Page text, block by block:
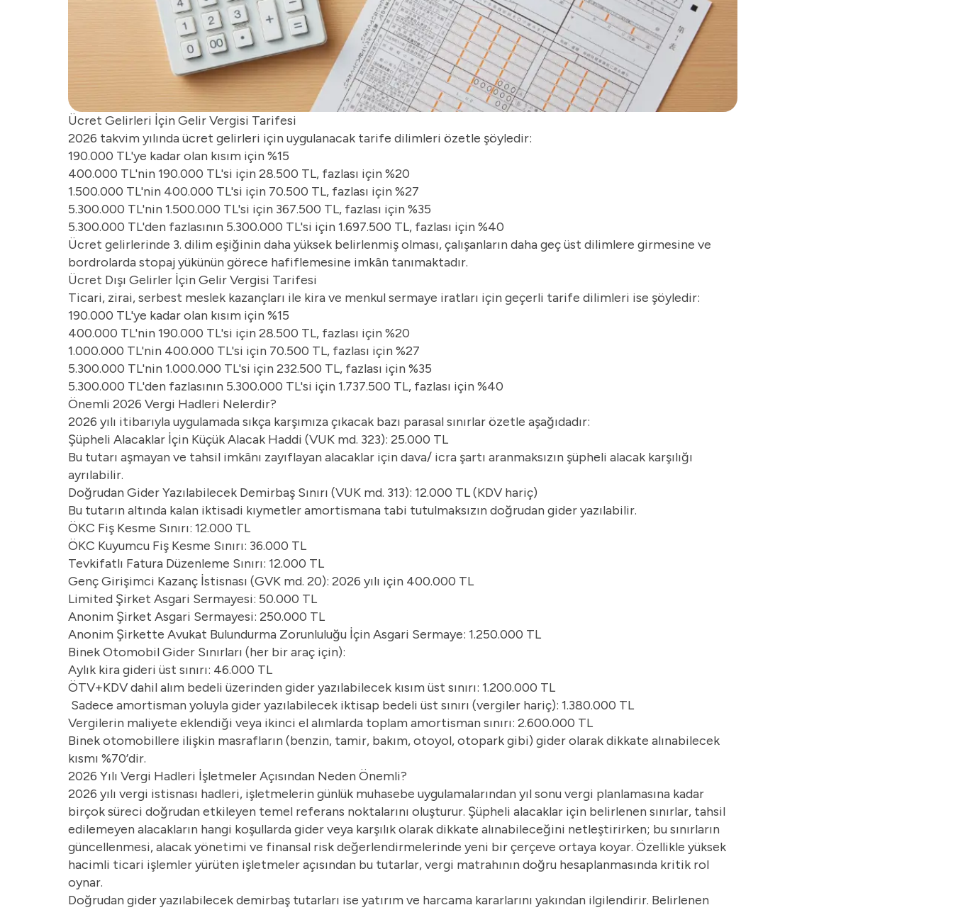
Ücret Gelirleri İçin Gelir Vergisi Tarifesi
2026 takvim yılında ücret gelirleri için uygulanacak tarife dilimleri özetle şöyledir:
190.000 TL'ye kadar olan kısım için %15
400.000 TL'nin 190.000 TL'si için 28.500 TL, fazlası için %20
1.500.000 TL'nin 400.000 TL'si için 70.500 TL, fazlası için %27
5.300.000 TL'nin 1.500.000 TL'si için 367.500 TL, fazlası için %35
5.300.000 TL'den fazlasının 5.300.000 TL'si için 1.697.500 TL, fazlası için %40
Ücret gelirlerinde 3. dilim eşiğinin daha yüksek belirlenmiş olması, çalışanların daha geç üst dilimlere girmesine ve
bordrolarda stopaj yükünün görece hafiflemesine imkân tanımaktadır.
Ücret Dışı Gelirler İçin Gelir Vergisi Tarifesi
Ticari, zirai, serbest meslek kazançları ile kira ve menkul sermaye iratları için geçerli tarife dilimleri ise şöyledir:
190.000 TL'ye kadar olan kısım için %15
400.000 TL'nin 190.000 TL'si için 28.500 TL, fazlası için %20
1.000.000 TL'nin 400.000 TL'si için 70.500 TL, fazlası için %27
5.300.000 TL'nin 1.000.000 TL'si için 232.500 TL, fazlası için %35
5.300.000 TL'den fazlasının 5.300.000 TL'si için 1.737.500 TL, fazlası için %40
Önemli 2026 Vergi Hadleri Nelerdir?
2026 yılı itibarıyla uygulamada sıkça karşımıza çıkacak bazı parasal sınırlar özetle aşağıdadır:
Şüpheli Alacaklar İçin Küçük Alacak Haddi (VUK md. 323): 25.000 TL
Bu tutarı aşmayan ve tahsil imkânı zayıflayan alacaklar için dava/ icra şartı aranmaksızın şüpheli alacak karşılığı
ayrılabilir.
Doğrudan Gider Yazılabilecek Demirbaş Sınırı (VUK md. 313): 12.000 TL (KDV hariç)
Bu tutarın altında kalan iktisadi kıymetler amortismana tabi tutulmaksızın doğrudan gider yazılabilir.
ÖKC Fiş Kesme Sınırı: 12.000 TL
ÖKC Kuyumcu Fiş Kesme Sınırı: 36.000 TL
Tevkifatlı Fatura Düzenleme Sınırı: 12.000 TL
Genç Girişimci Kazanç İstisnası (GVK md. 20): 2026 yılı için 400.000 TL
Limited Şirket Asgari Sermayesi: 50.000 TL
Anonim Şirket Asgari Sermayesi: 250.000 TL
Anonim Şirkette Avukat Bulundurma Zorunluluğu İçin Asgari Sermaye: 1.250.000 TL
Binek Otomobil Gider Sınırları (her bir araç için):
Aylık kira gideri üst sınırı: 46.000 TL
ÖTV+KDV dahil alım bedeli üzerinden gider yazılabilecek kısım üst sınırı: 1.200.000 TL
Sadece amortisman yoluyla gider yazılabilecek iktisap bedeli üst sınırı (vergiler hariç): 1.380.000 TL
Vergilerin maliyete eklendiği veya ikinci el alımlarda toplam amortisman sınırı: 2.600.000 TL
Binek otomobillere ilişkin masrafların (benzin, tamir, bakım, otoyol, otopark gibi) gider olarak dikkate alınabilecek
kısmı %70’dir.
2026 Yılı Vergi Hadleri İşletmeler Açısından Neden Önemli?
2026 yılı vergi istisnası hadleri, işletmelerin günlük muhasebe uygulamalarından yıl sonu vergi planlamasına kadar
birçok süreci doğrudan etkileyen temel referans noktalarını oluşturur. Şüpheli alacaklar için belirlenen sınırlar, tahsil
edilemeyen alacakların hangi koşullarda gider veya karşılık olarak dikkate alınabileceğini netleştirirken; bu sınırların
güncellenmesi, alacak yönetimi ve finansal risk değerlendirmelerinde yeni bir çerçeve ortaya koyar. Özellikle yüksek
hacimli ticari işlemler yürüten işletmeler açısından bu tutarlar, vergi matrahının doğru hesaplanmasında kritik rol
oynar.
Doğrudan gider yazılabilecek demirbaş tutarları ise yatırım ve harcama kararlarını yakından ilgilendirir. Belirlenen